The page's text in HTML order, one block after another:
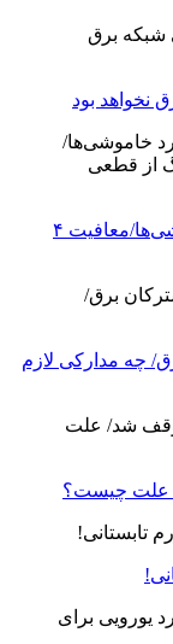
نخواهد بود
آخرین اظهارات وزیر نیرو درمورد خاموشی‌ها/معافیت ۴
چه مدارکی لازم
علت چیست؟